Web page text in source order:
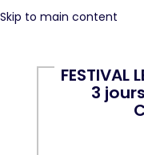
Skip to main content
FESTIVAL
3